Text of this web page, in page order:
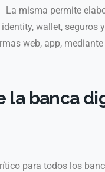
misma permite
wallet, seguros
web, app,
la banca
para todos los